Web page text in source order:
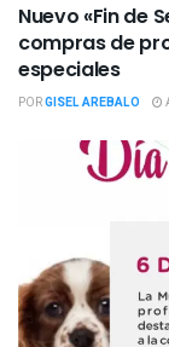
Nuevo «Fin de
compras de
especiales
PORGISEL AREBALO